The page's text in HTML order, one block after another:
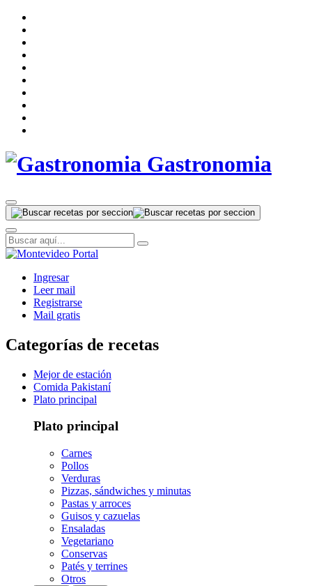
Gastronomia
Ingresar
Leer mail
Registrarse
Mail gratis
Categorías de recetas
Mejor de estación
Comida Pakistaní
Plato principal
Plato principal
Carnes
Pollos
Verduras
Pizzas, sándwiches y minutas
Pastas y arroces
Guisos y cazuelas
Ensaladas
Vegetariano
Conservas
Patés y terrines
Otros